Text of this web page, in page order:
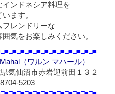
インドネシア料理を
ます。
フレンドリーな
囲気をお楽しみください。
（ワルン マハール）
気仙沼市赤岩迎前田１３２
5203